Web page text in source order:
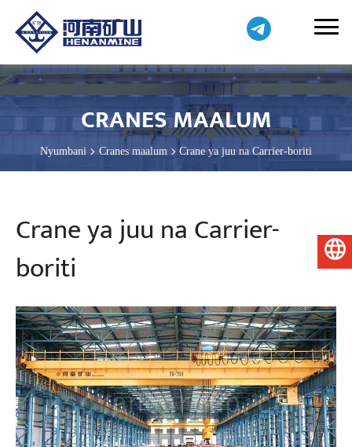
CRANES MAALUM
Nyumbani Cranes maalum Crane ya juu na Carrier-boriti
Crane ya juu na Carrier-
boriti
Kiswahili